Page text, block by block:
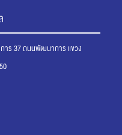
าร 37 ถนนพัฒนาการ แขวง